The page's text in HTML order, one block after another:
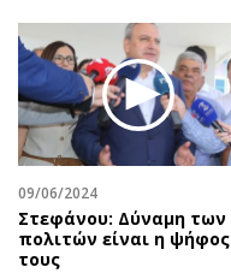
Real Estate
Επιχειρήσεις
Αγορές
Money Review
AstroBank Properties
Trends
Ενέργεια
Ναυτιλία
09/06/2024
Στεφάνου: Δύναμη των
πολιτών είναι η ψήφος
τους